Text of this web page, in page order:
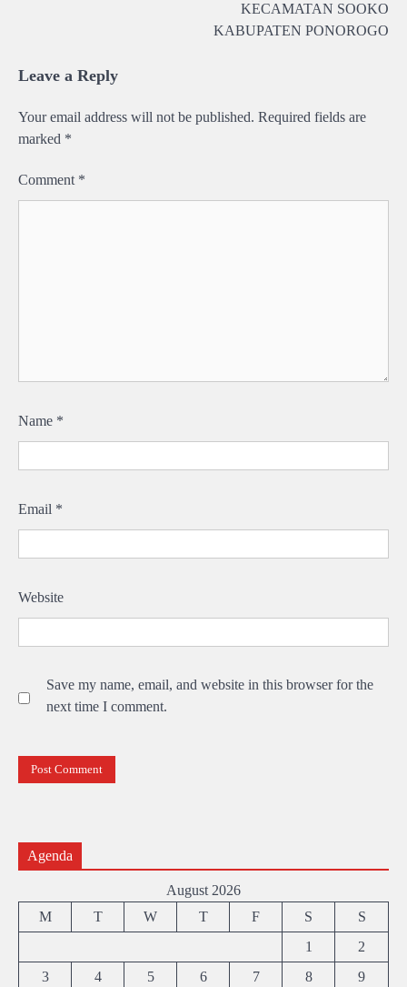
KECAMATAN SOOKO
KABUPATEN PONOROGO
Leave a Reply
Your email address will not be published. Required fields are
marked *
Comment *
Name *
Email *
Website
Save my name, email, and website in this browser for the
next time I comment.
Agenda
August 2026
M
T W T F S
S
1
2
3
4 5 6 7 8
9